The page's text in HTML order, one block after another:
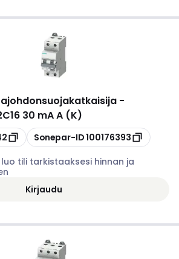
-
30 mA A (K)
Kopioi
Sonepar-ID100176393
tili tarkistaaksesi hinnan ja
Kirjaudu